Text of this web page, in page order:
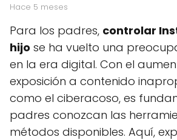
hace 5 meses
Para los padres, controlar
hijo se ha vuelto una
en la era digital. Con el
exposición a contenido
como el ciberacoso, es
padres conozcan las
métodos disponibles. Aquí,